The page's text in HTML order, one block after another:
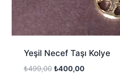
Yeşil Necef Taşı Kolye
₺499,00 Orijinal
₺400,00Şu